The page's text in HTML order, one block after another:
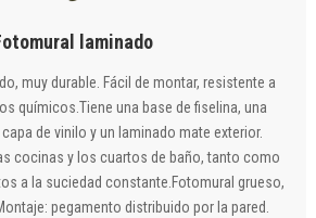
laminado
muy durable. Fácil de montar, resistente a
químicos.Tiene una base de fiselina, una
de vinilo y un laminado mate exterior.
cocinas y los cuartos de baño, tanto como
a la suciedad constante.Fotomural grueso,
pegamento distribuido por la pared.